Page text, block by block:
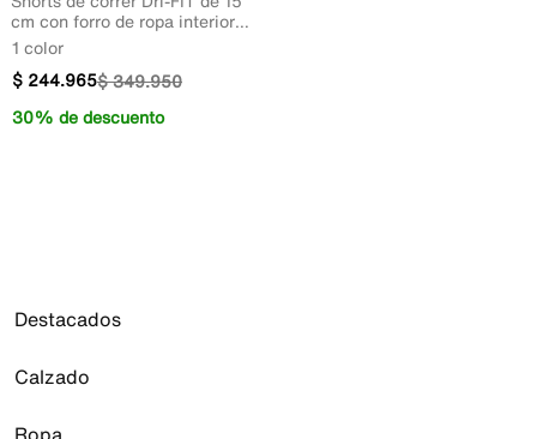
cm con forro de ropa interior
para hombre
1 color
$349.950
$ 244.965
30% de descuento
Destacados
Air Max 270
Calzado